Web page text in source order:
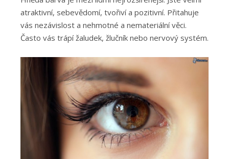
atraktivní, sebevědomí, tvořiví a pozitivní. Přitahuje
vás nezávislost a nehmotné a nemateriální věci.
Často vás trápí žaludek, žlučník nebo nervový systém.